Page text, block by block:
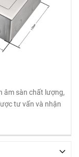
âm sàn chất lượng,
tư vấn và nhận